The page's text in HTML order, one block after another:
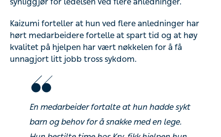
medarbeidere fortelle at spart tid og at høy kvalitet på
hjelpen har vært nøkkelen for å få unnagjort litt jobb tross
sykdom.
barn og behov for å snakke med en lege. Hun
bestilte time hos Kry, fikk hjelpen hun behøvde